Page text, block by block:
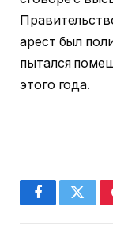
арест был
пытался
этого года.
Facebook